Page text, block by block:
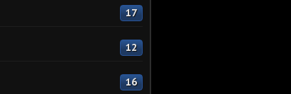
17
12
16